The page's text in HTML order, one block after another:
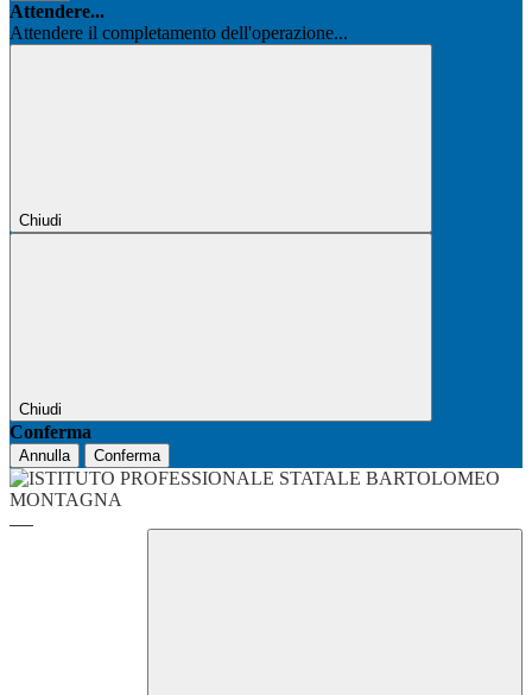
Attendere...
Attendere il completamento dell'operazione...
Chiudi
Chiudi
Conferma
Annulla Conferma